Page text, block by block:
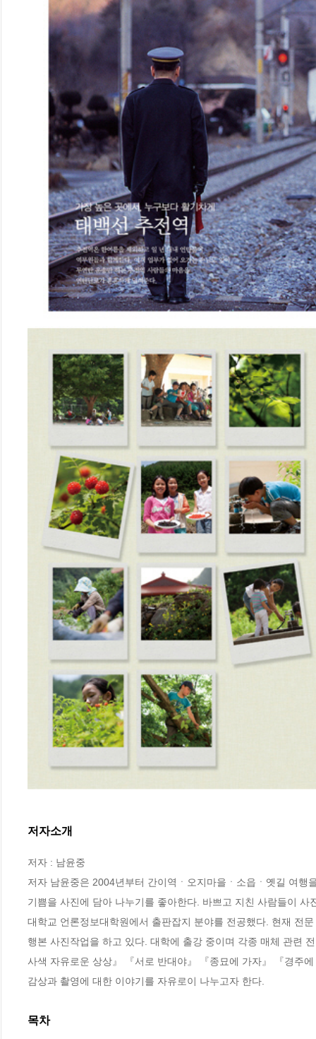
저자소개
저자 : 남윤중
저자 남윤중은 2004년부터 간이역ㆍ오지마을ㆍ소읍ㆍ옛길 여
기쁨을 사진에 담아 나누기를 좋아한다. 바쁘고 지친 사람들이
대학교 언론정보대학원에서 출판잡지 분야를 전공했다. 현재 전
행본 사진작업을 하고 있다. 대학에 출강 중이며 각종 매체 관련
사색 자유로운 상상』 『서로 반대야』 『종묘에 가자』 『경주
감상과 촬영에 대한 이야기를 자유로이 나누고자 한다.
목차